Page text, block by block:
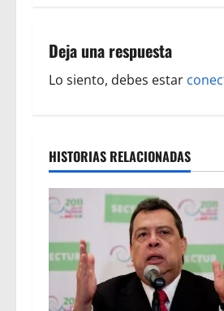
g
a
i
ó
n
d
e
Deja una respuesta
Lo siento, debes estar
HISTORIAS RELACIONADAS